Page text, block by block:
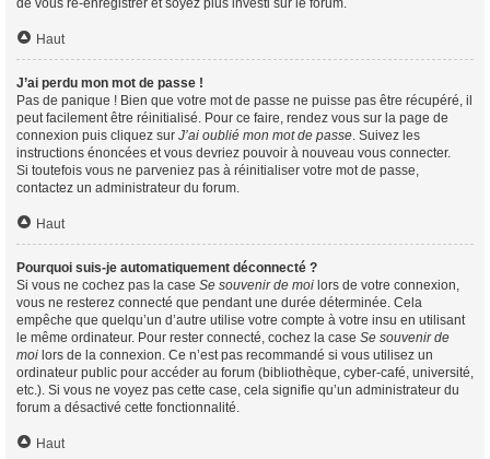
de vous ré-enregistrer et soyez plus investi sur le forum.
Haut
J’ai perdu mon mot de passe !
Pas de panique ! Bien que votre mot de passe ne puisse pas être récupéré, il
peut facilement être réinitialisé. Pour ce faire, rendez vous sur la page de
connexion puis cliquez sur J’ai oublié mon mot de passe. Suivez les
instructions énoncées et vous devriez pouvoir à nouveau vous connecter.
Si toutefois vous ne parveniez pas à réinitialiser votre mot de passe,
contactez un administrateur du forum.
Haut
Pourquoi suis-je automatiquement déconnecté ?
Si vous ne cochez pas la case Se souvenir de moi lors de votre connexion,
vous ne resterez connecté que pendant une durée déterminée. Cela
empêche que quelqu’un d’autre utilise votre compte à votre insu en utilisant
le même ordinateur. Pour rester connecté, cochez la case Se souvenir de
moi lors de la connexion. Ce n’est pas recommandé si vous utilisez un
ordinateur public pour accéder au forum (bibliothèque, cyber-café, université,
etc.). Si vous ne voyez pas cette case, cela signifie qu’un administrateur du
forum a désactivé cette fonctionnalité.
Haut